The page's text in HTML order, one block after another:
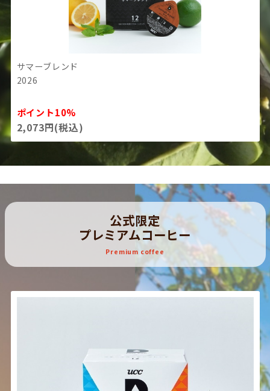
サマーブレンド
2026
ポイント10%
2,073円(税込)
公式限定
プレミアムコーヒー
Premium coffee